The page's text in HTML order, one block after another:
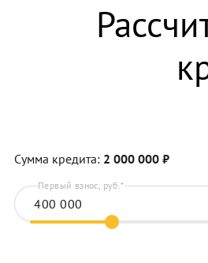
Сумма кредита: 2 000 000 ₽
Первый взнос, руб.*